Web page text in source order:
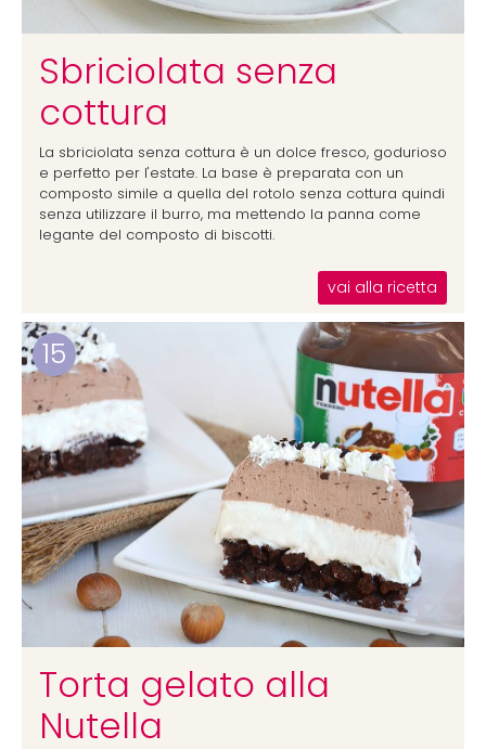
Sbriciolata senza
cottura
La sbriciolata senza cottura è un dolce fresco, godurioso
e perfetto per l'estate. La base è preparata con un
composto simile a quella del rotolo senza cottura quindi
senza utilizzare il burro, ma mettendo la panna come
legante del composto di biscotti.
vai alla ricetta
15
Torta gelato alla
Nutella